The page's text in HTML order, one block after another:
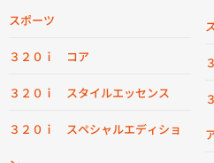
スポーツ
３２０ｉ コア
３２０ｉ スタイルエッセンス
３２０ｉ スペシャルエディショ